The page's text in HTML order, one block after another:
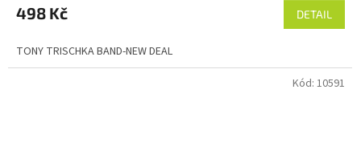
498 Kč DETAIL
TONY TRISCHKA BAND-NEW DEAL
Kód: 10591